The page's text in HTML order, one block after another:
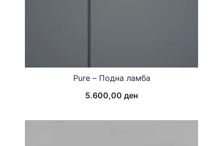
Pure – Подна ламба
5.600,00 ден